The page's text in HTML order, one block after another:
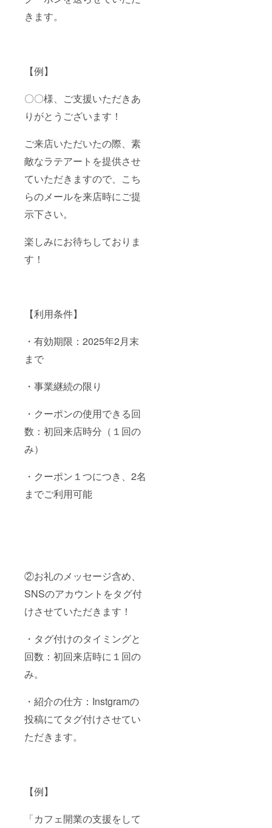
きます。
【例】
〇〇様、ご支援いただきあ
りがとうございます！
ご来店いただいたの際、素
敵なラテアートを提供させ
ていただきますので、こち
らのメールを来店時にご提
示下さい。
楽しみにお待ちしておりま
す！
【利用条件】
・有効期限：2025年2月末
まで
・事業継続の限り
・クーポンの使用できる回
数：初回来店時分（１回の
み）
・クーポン１つにつき、2名
までご利用可能
②お礼のメッセージ含め、
SNSのアカウントをタグ付
けさせていただきます！
・タグ付けのタイミングと
回数：初回来店時に１回の
み。
・紹介の仕方：Instgramの
投稿にてタグ付けさせてい
ただきます。
【例】
「カフェ開業の支援をして